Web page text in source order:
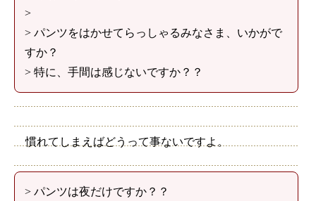
>
> パンツをはかせてらっしゃるみなさま、いかがで
すか？
> 特に、手間は感じないですか？？
慣れてしまえばどうって事ないですよ。
> パンツは夜だけですか？？